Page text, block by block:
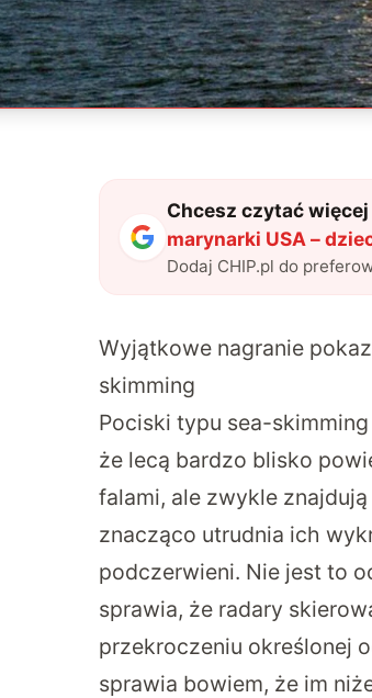
Chcesz czytać
marynarki USA –
Dodaj CHIP.pl do
Wyjątkowe nagranie
skimming
Pociski typu sea-
że lecą bardzo blisko
falami, ale zwykle
znacząco utrudnia ich
podczerwieni. Nie jest to
sprawia, że radary
przekroczeniu określonej
sprawia bowiem, że im